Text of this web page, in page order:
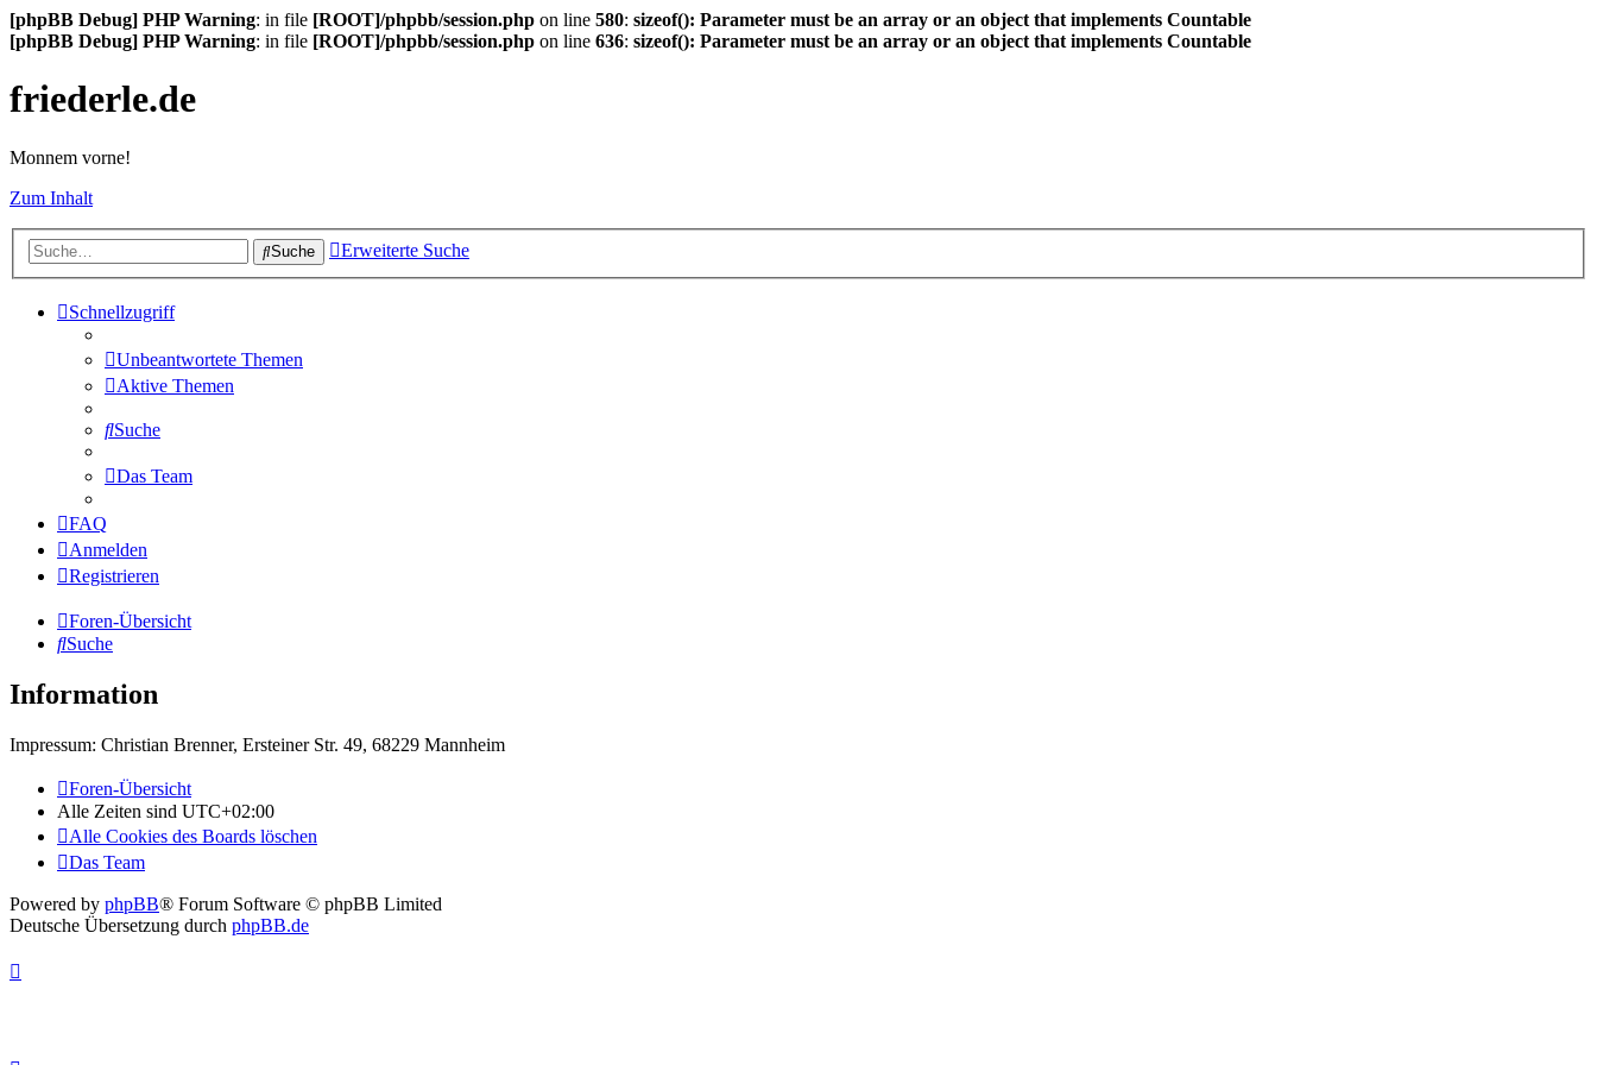
[phpBB Debug] PHP Warning: in file [ROOT]/phpbb/session.php on line 580: sizeof(): Parameter must be an array or an object that implements Countable
[phpBB Debug] PHP Warning: in file [ROOT]/phpbb/session.php on line 636: sizeof(): Parameter must be an array or an object that implements Countable
friederle.de
Monnem vorne!
Zum Inhalt
Suche Erweiterte Suche
Schnellzugriff
Unbeantwortete Themen
Aktive Themen
Suche
Das Team
FAQ
Anmelden
Registrieren
Foren-Übersicht
Suche
Information
Impressum: Christian Brenner, Ersteiner Str. 49, 68229 Mannheim
Foren-Übersicht
Alle Zeiten sind UTC+02:00
Alle Cookies des Boards löschen
Das Team
Powered by phpBB® Forum Software © phpBB Limited
Deutsche Übersetzung durch phpBB.de